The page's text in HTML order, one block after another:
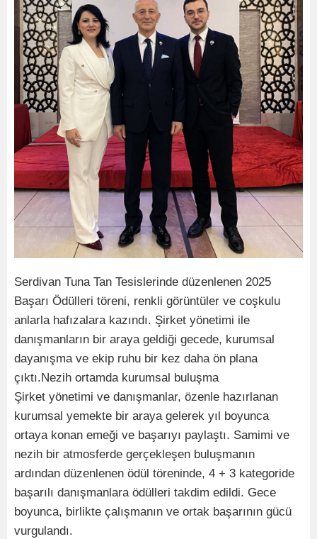
Serdivan Tuna Tan Tesislerinde düzenlenen 2025
Başarı Ödülleri töreni, renkli görüntüler ve coşkulu
anlarla hafızalara kazındı. Şirket yönetimi ile
danışmanların bir araya geldiği gecede, kurumsal
dayanışma ve ekip ruhu bir kez daha ön plana
çıktı.Nezih ortamda kurumsal buluşma
Şirket yönetimi ve danışmanlar, özenle hazırlanan
kurumsal yemekte bir araya gelerek yıl boyunca
ortaya konan emeği ve başarıyı paylaştı. Samimi ve
nezih bir atmosferde gerçekleşen buluşmanın
ardından düzenlenen ödül töreninde, 4 + 3 kategoride
başarılı danışmanlara ödülleri takdim edildi. Gece
boyunca, birlikte çalışmanın ve ortak başarının gücü
vurgulandı.